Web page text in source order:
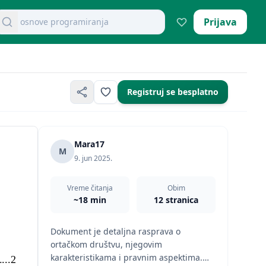
dokumente
mikroekonomija pitanja Prijava
Registruj se besplatno
M
Mara17
9. jun 2025.
Vreme čitanja
~18 min
Obim
12 stranica
Dokument je detaljna rasprava o
ortačkom društvu, njegovim
karakteristikama i pravnim aspektima.